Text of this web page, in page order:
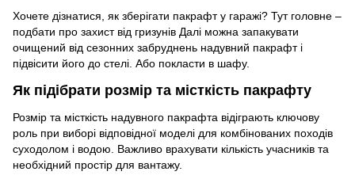
Хочете дізнатися, як зберігати пакрафт у гаражі? Тут головне –
подбати про захист від гризунів Далі можна запакувати
очищений від сезонних забруднень надувний пакрафт і
підвісити його до стелі. Або покласти в шафу.
Як підібрати розмір та місткість пакрафту
Розмір та місткість надувного пакрафта відіграють ключову
роль при виборі відповідної моделі для комбінованих походів
суходолом і водою. Важливо врахувати кількість учасників та
необхідний простір для вантажу.